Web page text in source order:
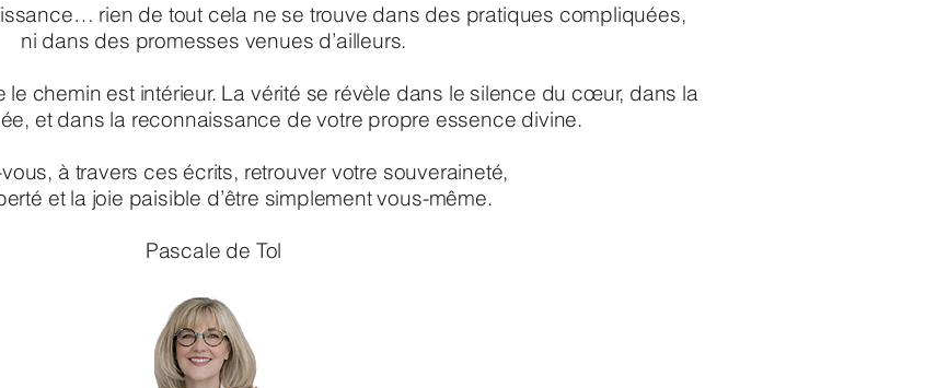
rien de tout cela ne se trouve dans des pratiques compliquées,
ni dans des promesses venues d’ailleurs.
chemin est intérieur. La vérité se révèle dans le silence du cœur, dans la
et dans la reconnaissance de votre propre essence divine.
à travers ces écrits, retrouver votre souveraineté,
et la joie paisible d’être simplement vous-même.
Pascale de Tol